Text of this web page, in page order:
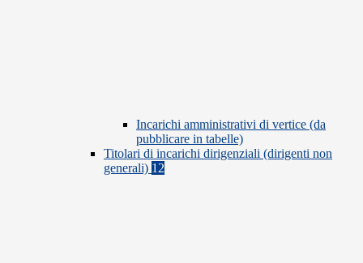
Incarichi amministrativi di vertice (da
pubblicare in tabelle)
Titolari di incarichi dirigenziali (dirigenti non
generali) 12